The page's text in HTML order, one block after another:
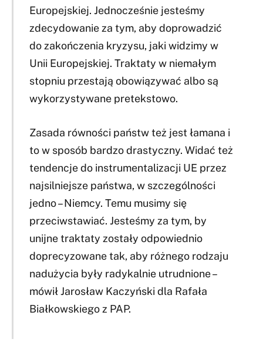
Europejskiej. Jednocześnie jesteśmy
zdecydowanie za tym, aby doprowadzić
do zakończenia kryzysu, jaki widzimy w
Unii Europejskiej. Traktaty w niemałym
stopniu przestają obowiązywać albo są
wykorzystywane pretekstowo.
Zasada równości państw też jest łamana i
to w sposób bardzo drastyczny. Widać też
tendencje do instrumentalizacji UE przez
najsilniejsze państwa, w szczególności
jedno – Niemcy. Temu musimy się
przeciwstawiać. Jesteśmy za tym, by
unijne traktaty zostały odpowiednio
doprecyzowane tak, aby różnego rodzaju
nadużycia były radykalnie utrudnione –
mówił Jarosław Kaczyński dla Rafała
Białkowskiego z PAP.